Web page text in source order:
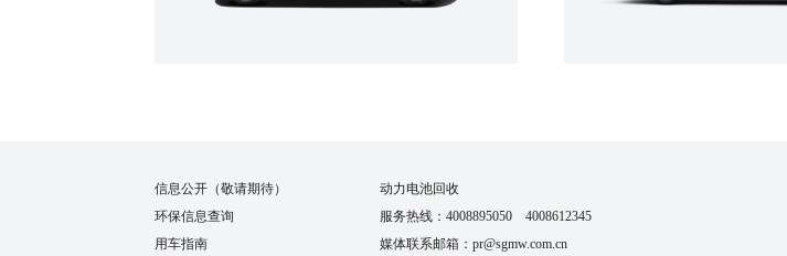
信息公开（敬请期待）
环保信息查询
用车指南
动力电池回收
服务热线：4008895050 4008612345
媒体联系邮箱：pr@sgmw.com.cn